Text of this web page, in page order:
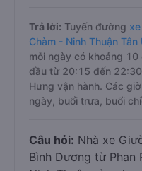
Trả lời: Tuyến đường
Chàm - Ninh Thuận
mỗi ngày có khoảng 10
đầu từ 20:15 đến
Hưng vận hành. Các
ngày, buổi trưa, buổi
Câu hỏi: Nhà xe
Bình Dương từ Phan